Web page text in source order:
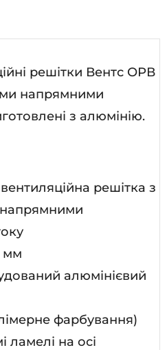
решітки Вентс ОРВ
напрямними
з алюмінію.
решітка з
мм
алюмінієвий
фарбування)
ламелі на осі